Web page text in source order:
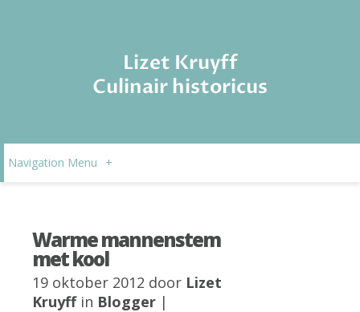
Lizet Kruyff
Culinair historicus
Navigation Menu +
Warme mannenstem
met kool
19 oktober 2012 door Lizet
Kruyffin Blogger |